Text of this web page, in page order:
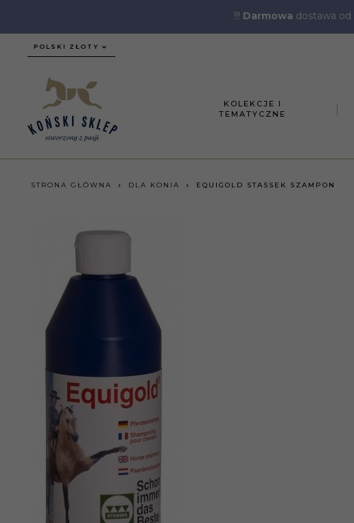
!!! Darmowa dostawa od
currency_h
POLSKI ZŁOTY
KOLEKCJE I
TEMATYCZNE
STRONA GŁÓWNA DLA KONIA EQUIGOLD STASSEK SZAMPON